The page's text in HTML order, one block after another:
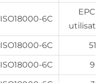
ISO18000-6C
EPC
ISO18000-6C
ISO18000-6C 96